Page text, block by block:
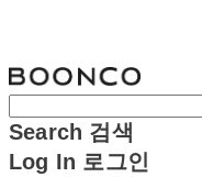
Search 검색
Log In 로그인